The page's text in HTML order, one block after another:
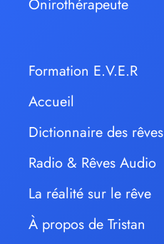
Onirothérapeute
Formation E.V.E.R
Accueil
Dictionnaire des rêves
Radio & Rêves Audio
La réalité sur le rêve
À propos de Tristan